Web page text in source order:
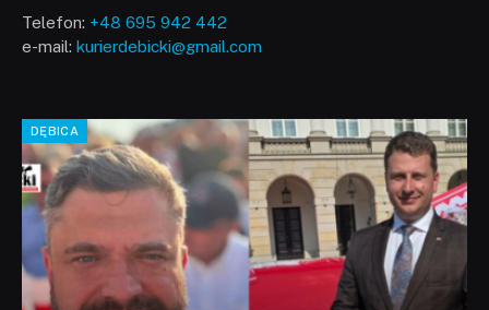
Telefon: +48 695 942 442
e-mail: kurierdebicki@gmail.com
DĘBICA